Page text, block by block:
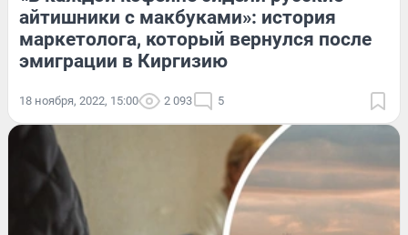
айтишники с макбуками»: история
маркетолога, который вернулся после
эмиграции в Киргизию
18 ноября, 2022, 15:00 2 093 5